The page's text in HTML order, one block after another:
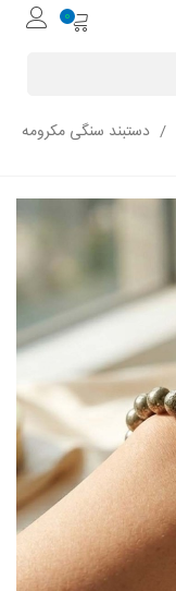
0
/ دستبند سنگی مکرومه‌